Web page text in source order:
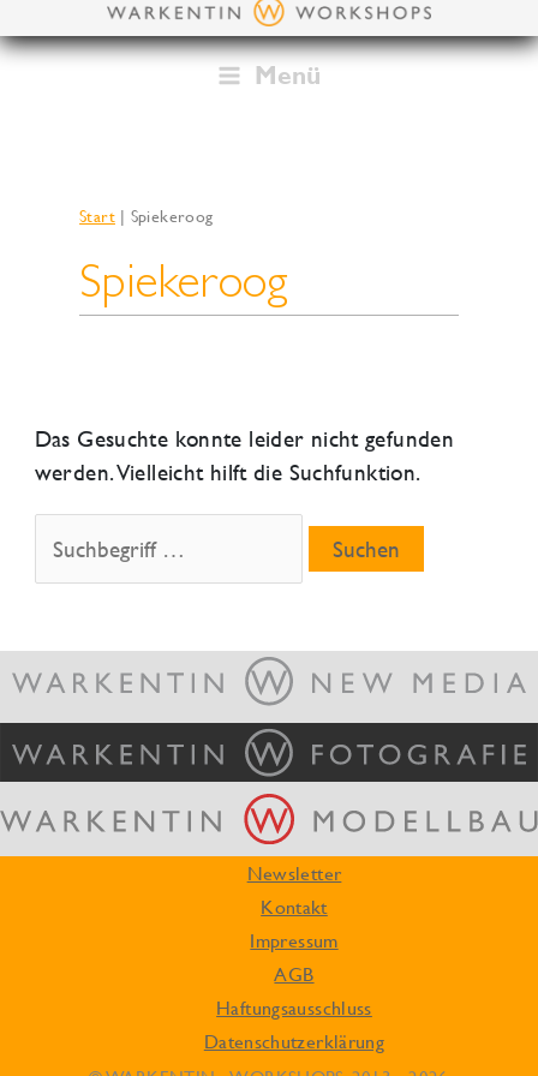
Inhalt
Menü
Start Spiekeroog
Spiekeroog
Das Gesuchte konnte leider nicht gefunden
werden. Vielleicht hilft die Suchfunktion.
nach:
Newsletter
Kontakt
Impressum
AGB
Haftungsausschluss
Datenschutzerklärung